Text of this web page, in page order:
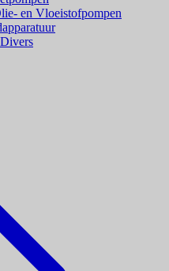
en Vloeistofpompen